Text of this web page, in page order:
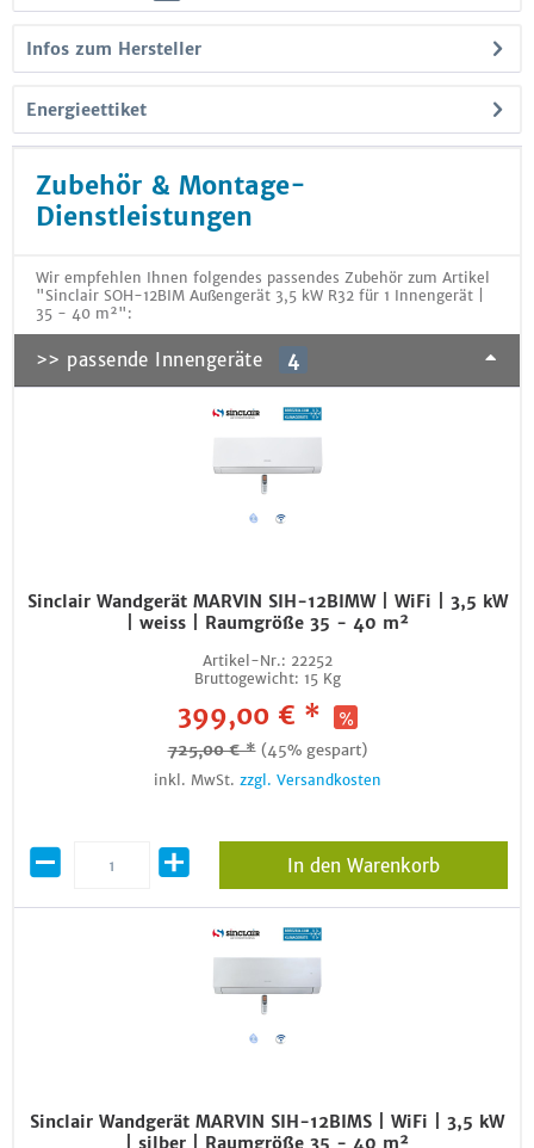
Infos zum Hersteller
Energieettiket
Zubehör & Montage-
Dienstleistungen
Wir empfehlen Ihnen folgendes passendes Zubehör zum Artikel
"Sinclair SOH-12BIM Außengerät 3,5 kW R32 für 1 Innengerät |
35 - 40 m²":
>> passende Innengeräte 4
Sinclair Wandgerät MARVIN SIH-12BIMW | WiFi | 3,5 kW
| weiss | Raumgröße 35 - 40 m²
Artikel-Nr.: 22252
Bruttogewicht: 15 Kg
399,00 € *
725,00 € * (45% gespart)
inkl. MwSt. zzgl. Versandkosten
In den Warenkorb
Sinclair Wandgerät MARVIN SIH-12BIMS | WiFi | 3,5 kW
| silber | Raumgröße 35 - 40 m²